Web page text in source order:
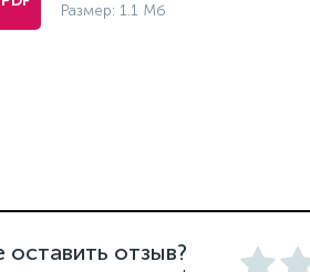
Размер: 1.1 Мб
оставить отзыв?